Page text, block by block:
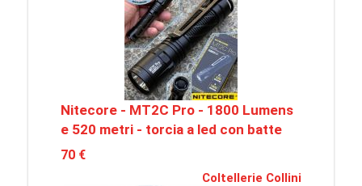
Nitecore - MT2C Pro - 1800 Lumens
e 520 metri - torcia a led con batte
70 €
Coltellerie Collini